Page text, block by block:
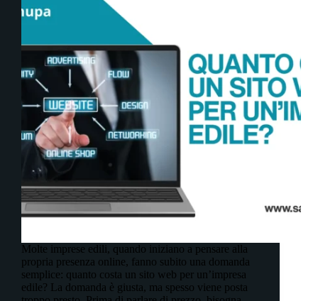
Molte imprese edili, quando iniziano a pensare alla
propria presenza online, fanno subito una domanda
semplice: quanto costa un sito web per un’impresa
edile? La domanda è giusta, ma spesso viene posta